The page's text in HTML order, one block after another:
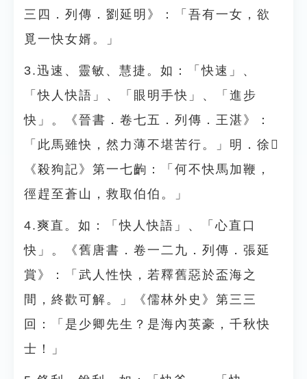
三四．列傳．劉延明》：「吾有一女，欲
覓一快女婿。」
3.迅速、靈敏、慧捷。如：「快速」、
「快人快語」、「眼明手快」、「進步
快」。《晉書．卷七五．列傳．王湛》：
「此馬雖快，然力薄不堪苦行。」明．徐𤱥
《殺狗記》第一七齣：「何不快馬加鞭，
徑趕至蒼山，救取伯伯。」
4.爽直。如：「快人快語」、「心直口
快」。《舊唐書．卷一二九．列傳．張延
賞》：「武人性快，若釋舊惡於盃海之
間，終歡可解。」《儒林外史》第三三
回：「是少卿先生？是海內英豪，千秋快
士！」